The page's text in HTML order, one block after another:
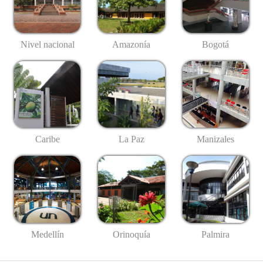
Nivel nacional Amazonía Bogotá
Caribe La Paz Manizales
Medellín Orinoquía Palmira